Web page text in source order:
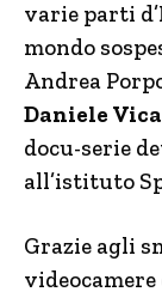
varie parti
mondo
Andrea
Daniele
docu-serie
all’istituto
Grazie agli